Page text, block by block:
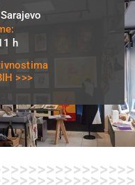
h
>>>